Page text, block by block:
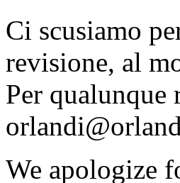
Ci scusiamo
revisione, al
Per qualunque
We apologize